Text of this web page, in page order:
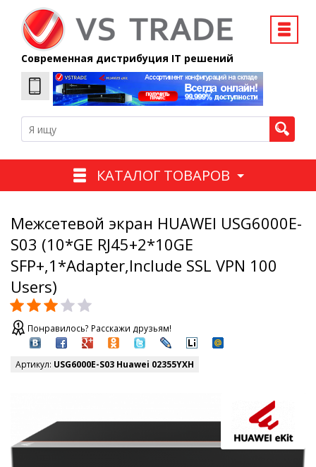
Современная дистрибуция IT решений
КАТАЛОГ ТОВАРОВ
Межсетевой экран HUAWEI USG6000E-
S03 (10*GE RJ45+2*10GE
SFP+,1*Adapter,Include SSL VPN 100
Users)
Понравилось? Расскажи друзьям!
Артикул: USG6000E-S03 Huawei 02355YXH